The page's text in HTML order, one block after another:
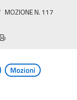
MOZIONE N. 117
Mozioni